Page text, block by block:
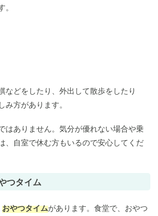
などをしたり、外出して散歩をしたり
み方があります。
はありません。気分が優れない場合や乗
、自室で休む方もいるので安心してくだ
つタイム
おやつタイムがあります。食堂で、おやつ